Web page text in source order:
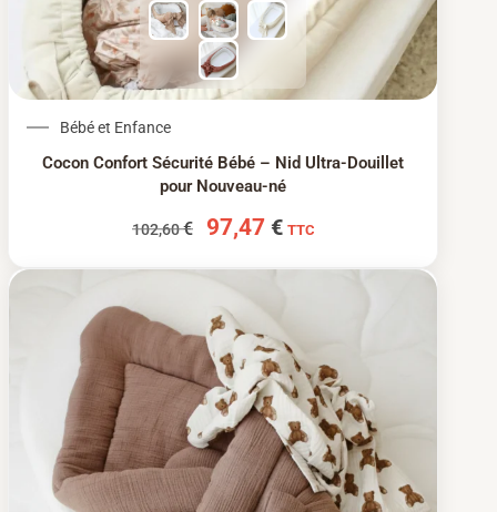
Bébé et Enfance
Cocon Confort Sécurité Bébé – Nid Ultra-Douillet
pour Nouveau-né
102,60€ 97,47 € TTC